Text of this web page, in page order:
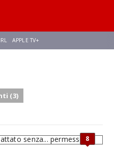
APPLE TV+
(3)
8